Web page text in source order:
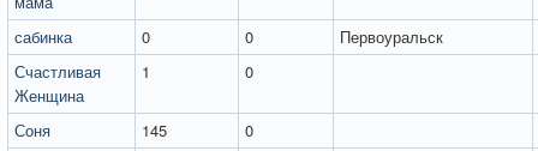
сабинка 0 0
Первоуральск
Счастливая
Женщина
1 0
Соня 145
0